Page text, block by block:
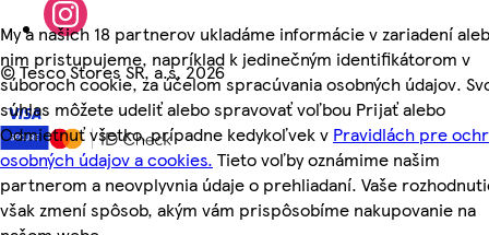
My a našich 18 partnerov ukladáme informácie v zariadení
nim pristupujeme, napríklad k jedinečným identifikátorom v
súboroch cookie, za účelom spracúvania osobných údajov.
súhlas môžete udeliť alebo spravovať voľbou Prijať alebo
Odmietnuť všetko, prípadne kedykoľvek v Pravidlách pre
osobných údajov a cookies. Tieto voľby oznámime našim
partnerom a neovplyvnia údaje o prehliadaní. Vaše
však zmení spôsob, akým vám prispôsobíme nakupovanie na
©Tesco Stores SR, a.s. 2026